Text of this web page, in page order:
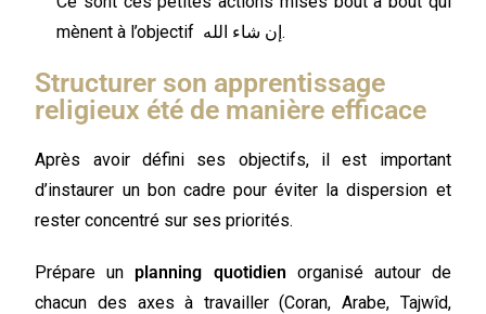
mènent à l’objectif إن شاء الله.
Structurer son apprentissage
religieux été de manière efficace
Après avoir défini ses objectifs, il est important
d’instaurer un bon cadre pour éviter la dispersion et
rester concentré sur ses priorités.
Prépare un planning quotidien organisé autour de
chacun des axes à travailler (Coran, Arabe, Tajwîd,